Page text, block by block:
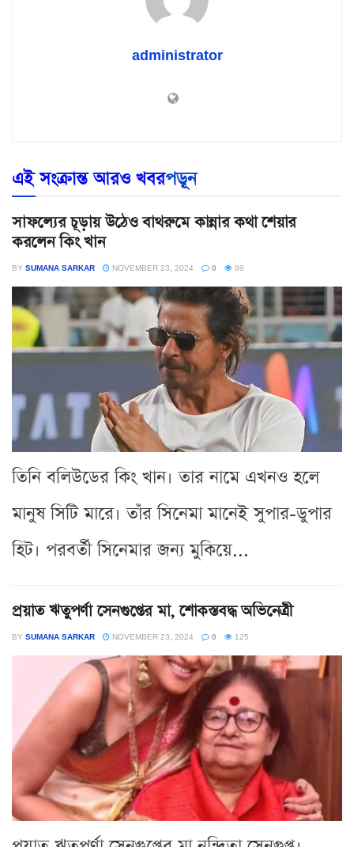
administrator
এই সংক্রান্ত আরও খবরপড়ূন
সাফল্যের চূড়ায় উঠেও বাথরুমে কান্নার কথা শেয়ার
করলেন কিং খান
BY SUMANA SARKAR NOVEMBER 23, 2024 0 89
তিনি বলিউডের কিং খান। তার নামে এখনও হলে
মানুষ সিটি মারে। তাঁর সিনেমা মানেই সুপার-ডুপার
হিট। পরবর্তী সিনেমার জন্য মুকিয়ে...
প্রয়াত ঋতুপর্ণা সেনগুপ্তের মা, শোকস্তবদ্ধ অভিনেত্রী
BY SUMANA SARKAR NOVEMBER 23, 2024 0 125